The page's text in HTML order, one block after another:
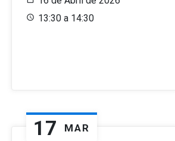
13:30 a 14:30
17 MAR